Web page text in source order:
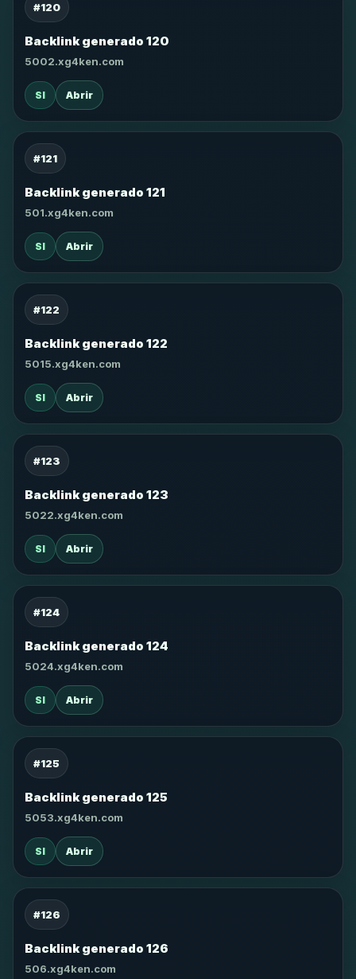
#120
Backlink generado 120
5002.xg4ken.com
SI Abrir
#121
Backlink generado 121
501.xg4ken.com
SI Abrir
#122
Backlink generado 122
5015.xg4ken.com
SI Abrir
#123
Backlink generado 123
5022.xg4ken.com
SI Abrir
#124
Backlink generado 124
5024.xg4ken.com
SI Abrir
#125
Backlink generado 125
5053.xg4ken.com
SI Abrir
#126
Backlink generado 126
506.xg4ken.com